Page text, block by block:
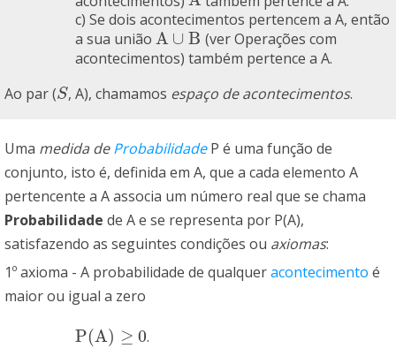
c) Se dois acontecimentos pertencem a A, então
a sua união A ∪ B
A∪B
(ver Operações com
acontecimentos) também pertence a A.
Ao par (S
S, A), chamamos espaço de acontecimentos.
Uma medida deProbabilidade P é uma função de
conjunto, isto é, definida em A, que a cada elemento A
pertencente a A associa um número real que se chama
Probabilidade de Ae se representa por P(A),
satisfazendo as seguintes condições ou axiomas:
1º axioma - A probabilidade de qualqueracontecimento é
maior ou igual a zero
P(A) ≥ 0
P(A)≥0
.